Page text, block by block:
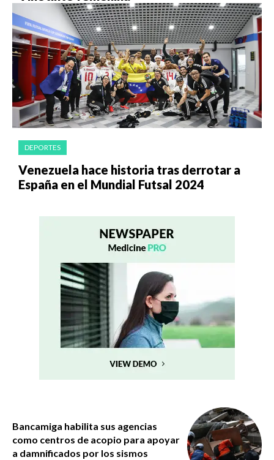
DEPORTES
Venezuela hace historia tras derrotar a
España en el Mundial Futsal 2024
Bancamiga habilita sus agencias
como centros de acopio para apoyar
a damnificados por los sismos